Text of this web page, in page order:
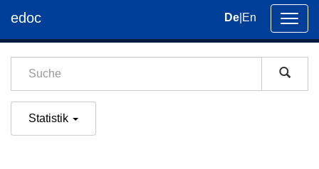
der
edoc De En
Statistik